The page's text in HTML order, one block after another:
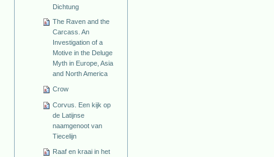
Dichtung
The Raven and the
Carcass. An
Investigation of a
Motive in the Deluge
Myth in Europe, Asia
and North America
Crow
Corvus. Een kijk op
de Latijnse
naamgenoot van
Tiecelijn
Raaf en kraai in het